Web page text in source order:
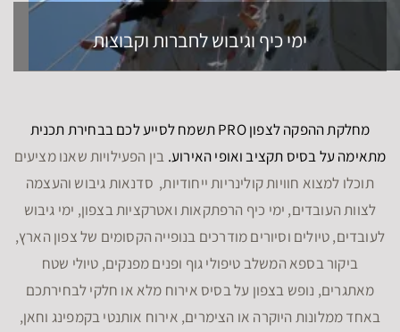
ימי כיף וגיבוש לחברות וקבוצות
מחלקת ההפקה לצפון PRO תשמח לסייע לכם בבחירת תכנית
מתאימה על בסיס תקציב ואופי האירוע. בין הפעילויות שאנו מציעים
תוכלו למצוא חוויות קולינריות ייחודיות, סדנאות גיבוש והעצמה
לצוות העובדים, ימי כיף הרפתקאות ואטרקציות בצפון, ימי גיבוש
לעובדים, טיולים וסיורים מודרכים בנופייה הקסומים של צפון הארץ,
ביקור בספא המשלב טיפולי גוף ופנים מפנקים, טיולי שטח
מאתגרים, נופש בצפון על בסיס אירוח מלא או חלקי לבחירתכם
באחד ממלונות היוקרה או הצימרים, אירוח אותנטי בקמפינג וחאן,